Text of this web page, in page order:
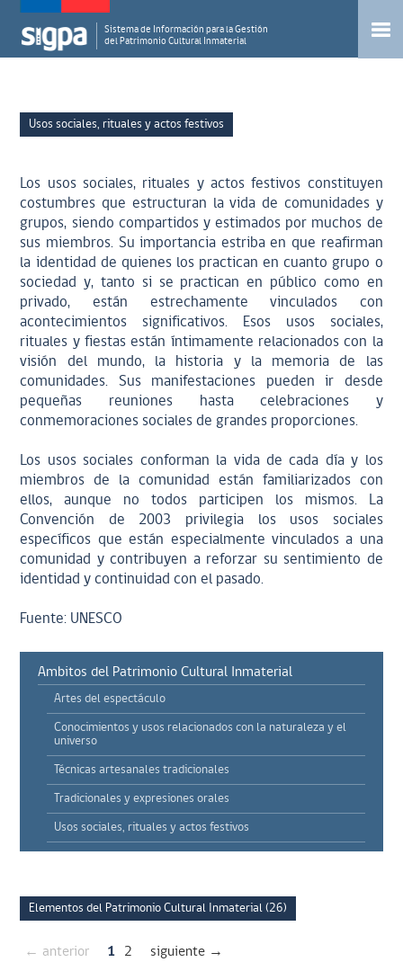
Sistema de Información para la Gestión
del Patrimonio Cultural Inmaterial
Usos sociales, rituales y actos festivos
Los usos sociales, rituales y actos festivos constituyen
costumbres que estructuran la vida de comunidades y
grupos, siendo compartidos y estimados por muchos de
sus miembros. Su importancia estriba en que reafirman
la identidad de quienes los practican en cuanto grupo o
sociedad y, tanto si se practican en público como en
privado, están estrechamente vinculados con
acontecimientos significativos. Esos usos sociales,
rituales y fiestas están íntimamente relacionados con la
visión del mundo, la historia y la memoria de las
comunidades. Sus manifestaciones pueden ir desde
pequeñas reuniones hasta celebraciones y
conmemoraciones sociales de grandes proporciones.
Los usos sociales conforman la vida de cada día y los
miembros de la comunidad están familiarizados con
ellos, aunque no todos participen los mismos. La
Convención de 2003 privilegia los usos sociales
específicos que están especialmente vinculados a una
comunidad y contribuyen a reforzar su sentimiento de
identidad y continuidad con el pasado.
Fuente: UNESCO
Ambitos del Patrimonio Cultural Inmaterial
Artes del espectáculo
Conocimientos y usos relacionados con la naturaleza y el
universo
Técnicas artesanales tradicionales
Tradicionales y expresiones orales
Usos sociales, rituales y actos festivos
Elementos del Patrimonio Cultural Inmaterial (26)
← anterior 1 2 siguiente →